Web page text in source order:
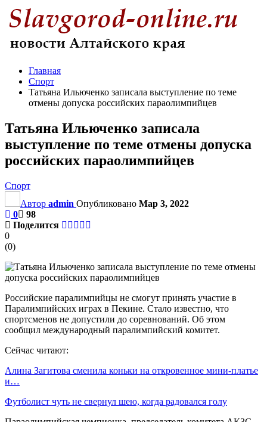
Главная
Спорт
Татьяна Ильюченко записала выступление по теме
отмены допуска российских параолимпийцев
Татьяна Ильюченко записала
выступление по теме отмены допуска
российских параолимпийцев
Спорт
Автор admin Опубликовано Мар 3, 2022
0
98
Поделится
0
(0)
Российские паралимпийцы не смогут принять участие в
Паралимпийских играх в Пекине. Стало известно, что
спортсменов не допустили до соревнований. Об этом
сообщил международный паралимпийский комитет.
Сейчас читают:
Алина Загитова сменила коньки на откровенное мини-платье
и…
Футболист чуть не свернул шею, когда радовался голу